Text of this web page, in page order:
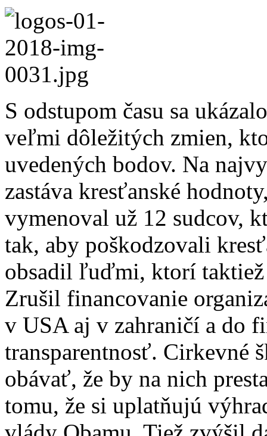
S odstupom času sa
veľmi dôležitých zmien,
uvedených bodov. Na
zastáva kresťanské
vymenoval už 12 sudcov,
tak, aby poškodzovali
obsadil ľuďmi, ktorí taktiež
Zrušil financovanie
v USA aj v zahraničí a do
transparentnosť. Cirkevné
obávať, že by na nich
tomu, že si uplatňujú